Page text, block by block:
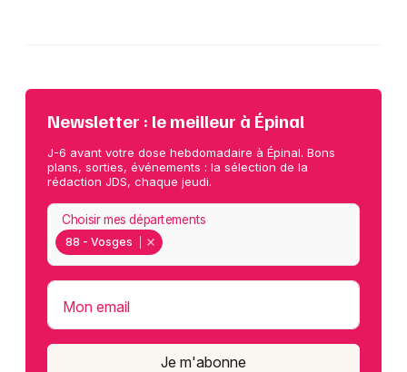
Newsletter : le meilleur à Épinal
J-6 avant votre dose hebdomadaire à Épinal. Bons
plans, sorties, événements : la sélection de la
rédaction JDS, chaque jeudi.
88 - Vosges
Choisir mes départements
Mon email
Je m'abonne